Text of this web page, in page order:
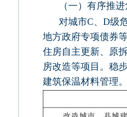
（一）有序推
对城市C、 D级
地方政府专项债券
住房自主更新、原
房改造等项目。稳
建筑保温材料管理